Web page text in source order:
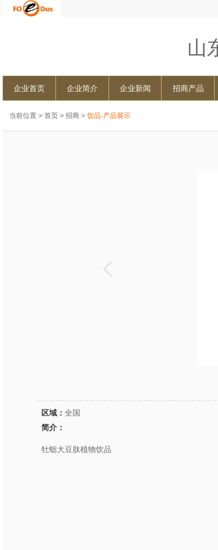
山
企业首页 企业简介 企业新闻 招商产品
当前位置 > 首页 > 招商 > 饮品-产品展示
区域： 全国
简介：
牡蛎大豆肽植物饮品